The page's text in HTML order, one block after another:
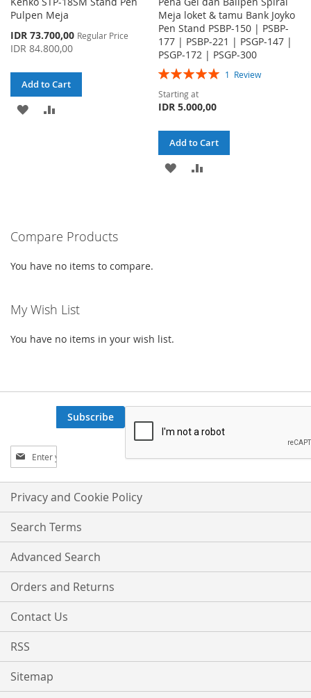
Pulpen Meja
Special
Price
IDR 73.700,00 Regular Price
IDR 84.800,00
Add to Cart
ADD
Meja loket & tamu Bank Joyko
Pen Stand PSBP-150 | PSBP-
177 | PSBP-221 | PSGP-147 |
PSGP-172 | PSGP-300
Rating:
1 Review
Starting at
IDR 5.000,00
Add to Cart
ADD
Compare Products
You have no items to compare.
My Wish List
You have no items in your wish list.
Sign
Up
for
Our
Newsletter:
Subscribe
Privacy and Cookie Policy
Search Terms
Advanced Search
Orders and Returns
Contact Us
RSS
Sitemap